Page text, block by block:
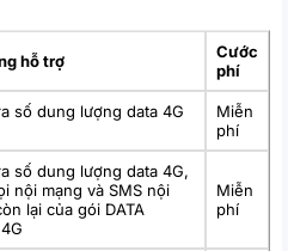
hỗ trợ
Cước
phí
số dung lượng data 4G
Miễn
phí
số dung lượng data 4G,
nội mạng và SMS nội
lại của gói DATA
Miễn
phí